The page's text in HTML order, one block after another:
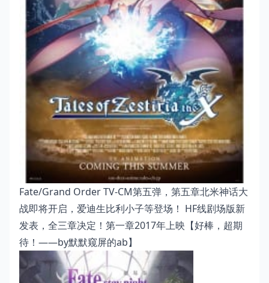
Fate/Grand Order TV-CM第五弹，第五章北米神话大
战即将开启，爱迪生比利小子等登场！ HF线剧场版新
发表，全三章决定！第一章2017年上映【好棒，超期
待！——by默默窥屏的ab】